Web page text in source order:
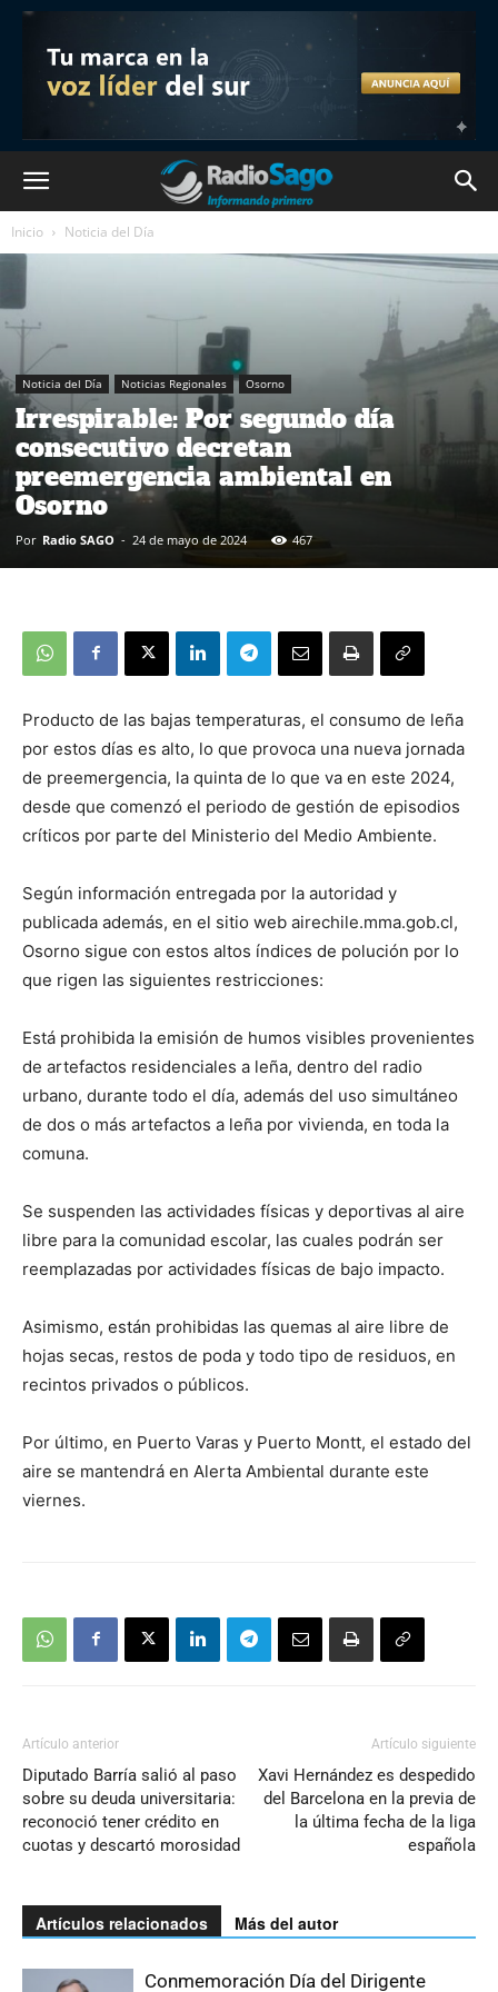
Inicio Noticia del Día
Noticia del Día Noticias Regionales Osorno
Irrespirable: Por segundo día
consecutivo decretan
preemergencia ambiental en
Osorno
Por Radio SAGO - 24 de mayo de 2024 467
Producto de las bajas temperaturas, el consumo de leña
por estos días es alto, lo que provoca una nueva jornada
de preemergencia, la quinta de lo que va en este 2024,
desde que comenzó el periodo de gestión de episodios
críticos por parte del Ministerio del Medio Ambiente.
Según información entregada por la autoridad y
publicada además, en el sitio web airechile.mma.gob.cl,
Osorno sigue con estos altos índices de polución por lo
que rigen las siguientes restricciones:
Está prohibida la emisión de humos visibles provenientes
de artefactos residenciales a leña, dentro del radio
urbano, durante todo el día, además del uso simultáneo
de dos o más artefactos a leña por vivienda, en toda la
comuna.
Se suspenden las actividades físicas y deportivas al aire
libre para la comunidad escolar, las cuales podrán ser
reemplazadas por actividades físicas de bajo impacto.
Asimismo, están prohibidas las quemas al aire libre de
hojas secas, restos de poda y todo tipo de residuos, en
recintos privados o públicos.
Por último, en Puerto Varas y Puerto Montt, el estado del
aire se mantendrá en Alerta Ambiental durante este
viernes.
Artículo anterior
Diputado Barría salió al paso
sobre su deuda universitaria:
reconoció tener crédito en
cuotas y descartó morosidad
Artículo siguiente
Xavi Hernández es despedido
del Barcelona en la previa de
la última fecha de la liga
española
Artículos relacionados Más del autor
Conmemoración Día del Dirigente